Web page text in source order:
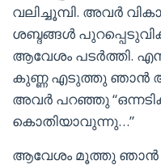
വലിച്ചൂമ്പി. അവർ
ശബ്ദങ്ങൾ
ആവേശം പടർത്തി.
കുണ്ണ എടുത്തു ഞാൻ ആ
അവർ പറഞ്ഞു
കൊതിയാവുന്നു…”
ആവേശം മൂത്തു ഞാൻ